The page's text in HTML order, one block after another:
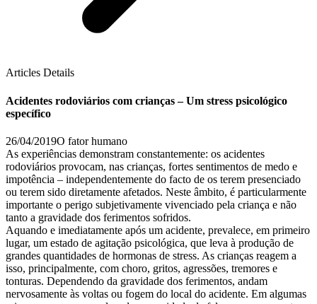
Articles Details
Acidentes rodoviários com crianças – Um stress psicológico
específico
26/04/2019O fator humano
As experiências demonstram constantemente: os acidentes
rodoviários provocam, nas crianças, fortes sentimentos de medo e
impotência – independentemente do facto de os terem presenciado
ou terem sido diretamente afetados. Neste âmbito, é particularmente
importante o perigo subjetivamente vivenciado pela criança e não
tanto a gravidade dos ferimentos sofridos.
Aquando e imediatamente após um acidente, prevalece, em primeiro
lugar, um estado de agitação psicológica, que leva à produção de
grandes quantidades de hormonas de stress. As crianças reagem a
isso, principalmente, com choro, gritos, agressões, tremores e
tonturas. Dependendo da gravidade dos ferimentos, andam
nervosamente às voltas ou fogem do local do acidente. Em algumas